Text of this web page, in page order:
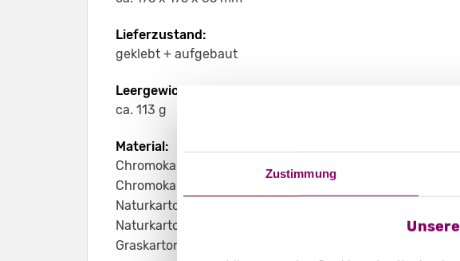
Zustimmung
Lieferzustand:
geklebt + aufgebaut
Leergewicht:
ca. 113 g
Material:
Chromokarton GC1 weiß 370 g/m²
Chromokarton GC1 weiß Naturseite 370 g/m²
Naturkarton braun 450 g/m²
Naturkarton schwarz 400 g/m²
Graskarton 400 g/m²